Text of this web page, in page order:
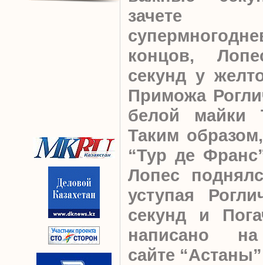
зачете
концов,
секунд у
Приможа
белой майки
Таким
“Тур де
Лопес
уступая
секунд и
написано
сайте “Астаны”